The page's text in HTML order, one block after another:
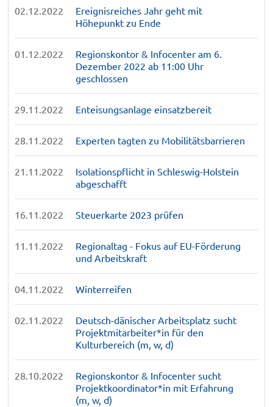
02.12.2022
Ereignisreiches Jahr geht mit
Höhepunkt zu Ende
01.12.2022
Regionskontor & Infocenter am 6.
Dezember 2022 ab 11:00 Uhr
geschlossen
29.11.2022 Enteisungsanlage einsatzbereit
28.11.2022 Experten tagten zu Mobilitätsbarrieren
21.11.2022
Isolationspflicht in Schleswig-Holstein
abgeschafft
16.11.2022 Steuerkarte 2023 prüfen
11.11.2022
Regionaltag - Fokus auf EU-Förderung
und Arbeitskraft
04.11.2022 Winterreifen
02.11.2022
Deutsch-dänischer Arbeitsplatz sucht
Projektmitarbeiter*in für den
Kulturbereich (m, w, d)
28.10.2022
Regionskontor & Infocenter sucht
Projektkoordinator*in mit Erfahrung
(m, w, d)